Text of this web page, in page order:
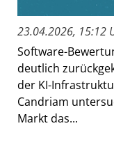
23.04.2026, 15:12
Software-
deutlich
der KI-
Candriam
Markt das...